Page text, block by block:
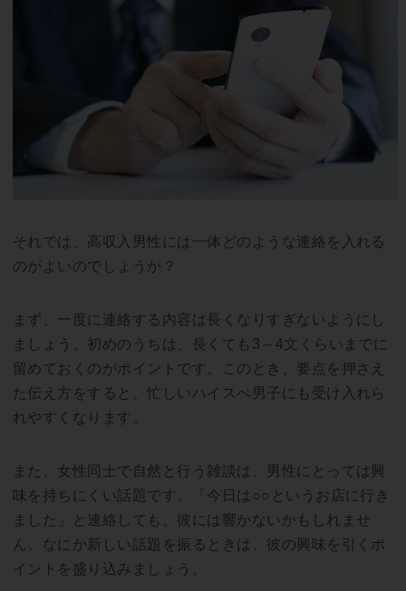
それでは、高収入男性には一体どのような連絡を入れる
のがよいのでしょうか？
まず、一度に連絡する内容は長くなりすぎないようにし
ましょう。初めのうちは、長くても3～4文くらいまでに
留めておくのがポイントです。このとき、要点を押さえ
た伝え方をすると、忙しいハイスぺ男子にも受け入れら
れやすくなります。
また、女性同士で自然と行う雑談は、男性にとっては興
味を持ちにくい話題です。「今日は○○というお店に行き
ました」と連絡しても、彼には響かないかもしれませ
ん。なにか新しい話題を振るときは、彼の興味を引くポ
イントを盛り込みましょう。